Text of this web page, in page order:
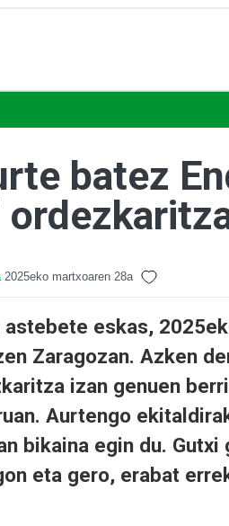
batez
2025eko martxoaren 28a
astebete eskas,
Zaragozan. Azken
izan genuen
Aurtengo
bikaina egin du.
eta gero, erabat